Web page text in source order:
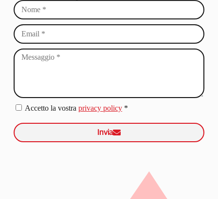
Accetto la vostra privacy policy *
Invia